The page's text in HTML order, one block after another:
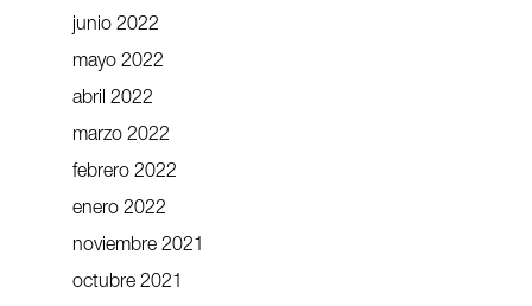
junio 2022
mayo 2022
abril 2022
marzo 2022
febrero 2022
enero 2022
noviembre 2021
octubre 2021